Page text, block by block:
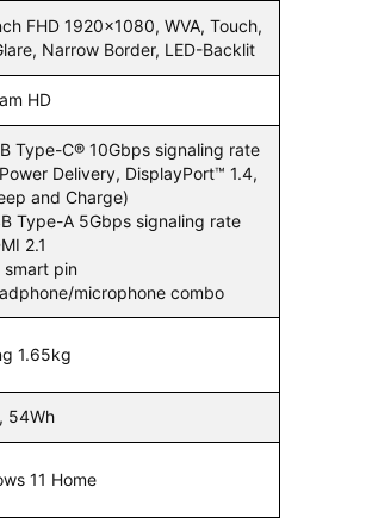
FHD 1920x1080, WVA, Touch,
Narrow Border, LED-Backlit
HD
Type-C® 10Gbps signaling rate
Delivery, DisplayPort™ 1.4,
and Charge)
Type-A 5Gbps signaling rate
2.1
smart pin
microphone combo
1.65kg
54Wh
11 Home